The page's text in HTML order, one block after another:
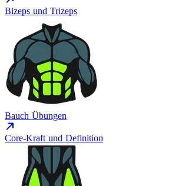
Bizeps und Trizeps
Bauch Übungen
Core-Kraft und Definition